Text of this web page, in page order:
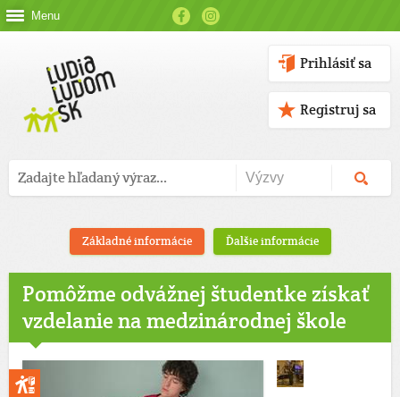
Menu
Prihlásiť sa
Registruj sa
Základné informácie Ďalšie informácie
Pomôžme odvážnej študentke získať
vzdelanie na medzinárodnej škole